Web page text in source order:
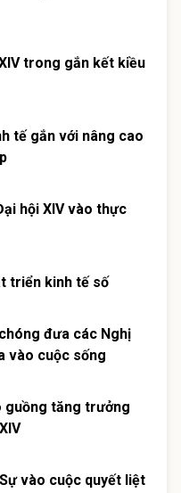
trong gắn kết kiều
tế gắn với nâng cao
hội XIV vào thực
triển kinh tế số
đưa các Nghị
vào cuộc sống
guồng tăng trưởng
vào cuộc quyết liệt